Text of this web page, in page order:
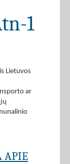
1
Lietuvos
ar
APIE